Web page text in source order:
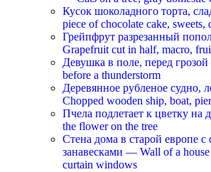
Кусок шоколадного торта,
piece of chocolate cake, sweets,
Грейпфрут разрезанный
Grapefruit cut in half, macro,
Девушка в поле, перед
before a thunderstorm
Деревянное рубленое судно,
Chopped wooden ship, boat, pier
Пчела подлетает к цветку на
the flower on the tree
Стена дома в старой европе с
занавесками — Wall of a
curtain windows